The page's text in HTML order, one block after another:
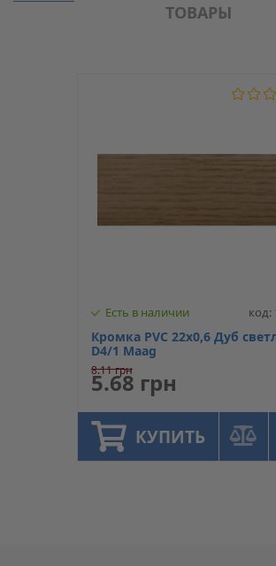
ТОВАРЫ
Есть в наличии код:
Кромка PVC 22х0,6 Дуб
D4/1 Maag
8.11 грн
5.68 грн
КУПИТЬ